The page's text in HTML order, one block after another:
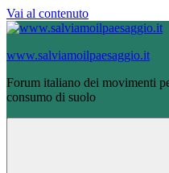
Vai al contenuto
www.salviamoilpaesaggio.it
Forum italiano dei movimenti
consumo di suolo